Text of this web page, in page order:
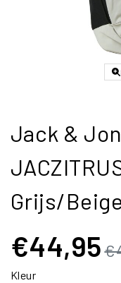
Jack &
Grijs/Beige
€44,95
Kleur